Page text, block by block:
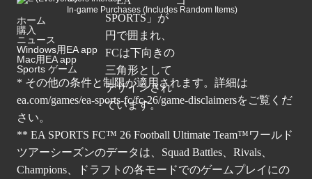
In-game Purchases (Includes Random Items)
ホーム
購入
ニュース
Windows用EA app
Mac用EA app
Sports ゲーム
* その他の条件と制限が適用されます。詳細は
ea.com/games/ea-sports-fc/fc-26/game-disclaimersをご覧くだ
さい。
** EA SPORTS FC™ 26 Football Ultimate Team™ワールド
ツアーシーズンのデータは、Squad Battles、Rivals、
Champions、ドラフトの各モードでのゲームプレイにの